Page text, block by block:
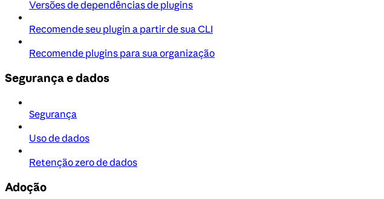
Versões de dependências de plugins
Recomende seu plugin a partir de sua CLI
Recomende plugins para sua organização
Segurança e dados
Segurança
Uso de dados
Retenção zero de dados
Adoção